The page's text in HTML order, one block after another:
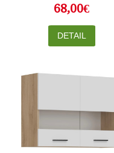
68,00€
DETAIL